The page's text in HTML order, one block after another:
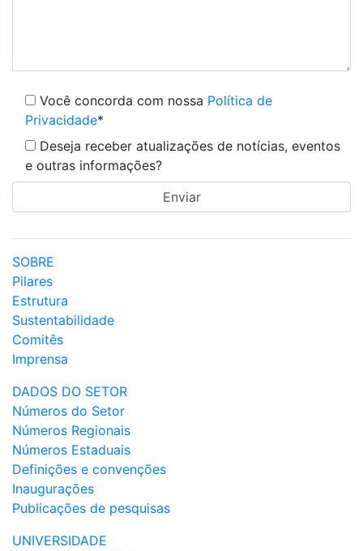
Você concorda com nossa Política de
Privacidade*
Deseja receber atualizações de notícias, eventos
e outras informações?
SOBRE
Pilares
Estrutura
Sustentabilidade
Comitês
Imprensa
DADOS DO SETOR
Números do Setor
Números Regionais
Números Estaduais
Definições e convenções
Inaugurações
Publicações de pesquisas
UNIVERSIDADE